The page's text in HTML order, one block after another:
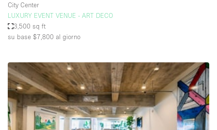
Bagni
Bagno
Bar
Camere Multiple
Camerini di prova
Concierge
City Center
LUXURY EVENT VENUE - ART DECO
3,500 sq ft
su base $7,800 al giorno